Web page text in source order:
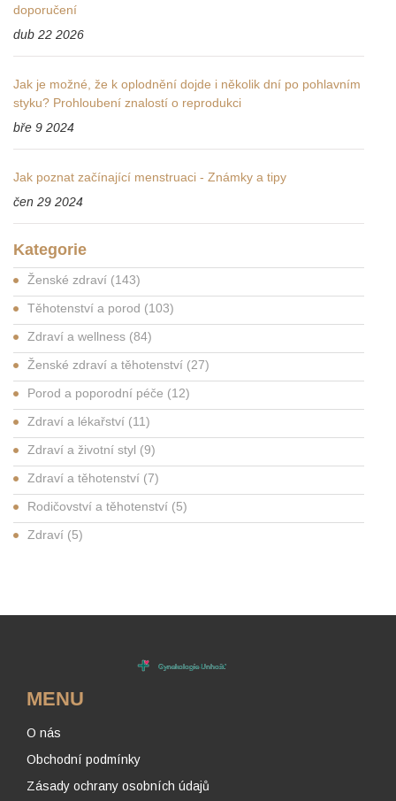
doporučení
dub 22 2026
Jak je možné, že k oplodnění dojde i několik dní po pohlavním
styku? Prohloubení znalostí o reprodukci
bře 9 2024
Jak poznat začínající menstruaci - Známky a tipy
čen 29 2024
Kategorie
Ženské zdraví (143)
Těhotenství a porod (103)
Zdraví a wellness (84)
Ženské zdraví a těhotenství (27)
Porod a poporodní péče (12)
Zdraví a lékařství (11)
Zdraví a životní styl (9)
Zdraví a těhotenství (7)
Rodičovství a těhotenství (5)
Zdraví (5)
MENU
O nás
Obchodní podmínky
Zásady ochrany osobních údajů